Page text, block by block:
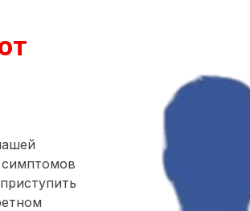
симптомов